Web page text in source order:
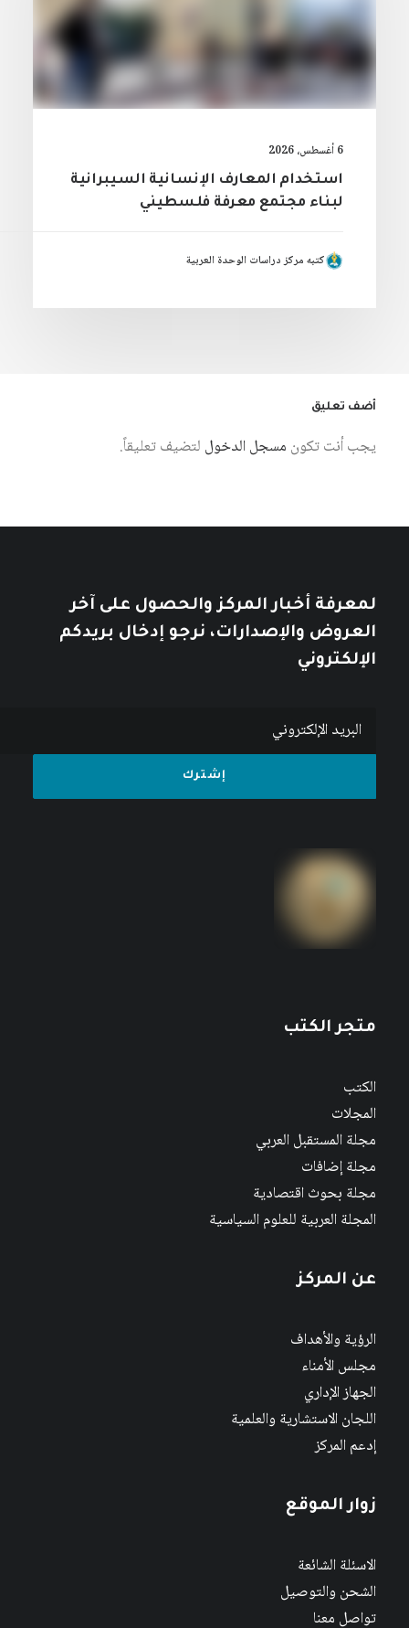
6 أغسطس، 2026
استخدام المعارف الإنسانية السيبرانية
لبناء مجتمع معرفة فلسطيني
كتبه مركز دراسات الوحدة العربية
أضف تعليق
يجب أنت تكون مسجل الدخول لتضيف تعليقاً.
لمعرفة أخبار المركز والحصول على آخر
العروض والإصدارات، نرجو إدخال بريدكم
الإلكتروني
متجر الكتب
الكتب
المجلات
مجلة المستقبل العربي
مجلة إضافات
مجلة بحوث اقتصادية
المجلة العربية للعلوم السياسية
عن المركز
الرؤية والأهداف
مجلس الأمناء
الجهاز الإداري
اللجان الاستشارية والعلمية
إدعم المركز
زوار الموقع
الاسئلة الشائعة
الشحن والتوصيل
تواصل معنا